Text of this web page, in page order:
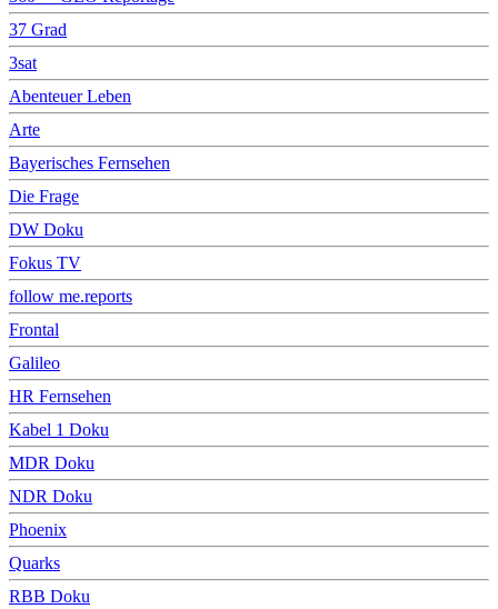
37 Grad
3sat
Abenteuer Leben
Arte
Bayerisches Fernsehen
Die Frage
DW Doku
Fokus TV
follow me.reports
Frontal
Galileo
HR Fernsehen
Kabel 1 Doku
MDR Doku
NDR Doku
Phoenix
Quarks
RBB Doku